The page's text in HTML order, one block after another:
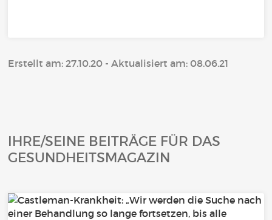
Erstellt am: 27.10.20 - Aktualisiert am: 08.06.21
IHRE/SEINE BEITRÄGE FÜR DAS
GESUNDHEITSMAGAZIN